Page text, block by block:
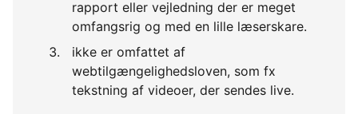
rapport eller vejledning der er meget
omfangsrig og med en lille læserskare.
ikke er omfattet af
webtilgængelighedsloven, som fx
tekstning af videoer, der sendes live.